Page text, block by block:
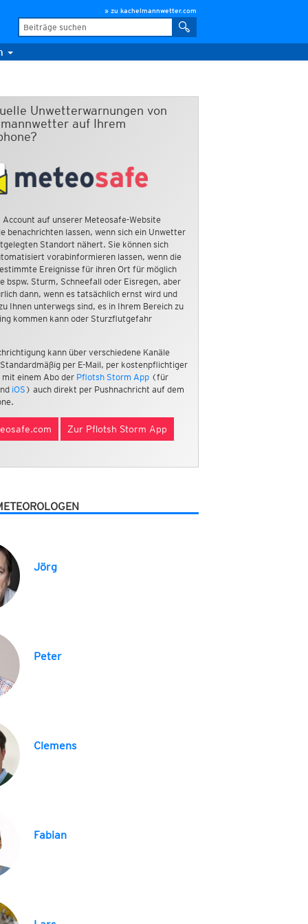
» zu kachelmannwetter.com
Unwetterwarnungen von
auf Ihrem
Account auf unserer Meteosafe-Website
benachrichten lassen, wenn sich ein Unwetter
Standort nähert. Sie können sich
vorabinformieren lassen, wenn die
Ereignisse für ihren Ort für möglich
bspw. Sturm, Schneefall oder Eisregen, aber
dann, wenn es tatsächlich ernst wird und
Ihnen unterwegs sind, es in Ihrem Bereich zu
kommen kann oder Sturzflutgefahr
kann über verschiedene Kanäle
per E-Mail, per kostenpflichtiger
mit einem Abo der Pflotsh Storm App(für
iOS ) auch direkt per Pushnachricht auf dem
Zur Pflotsh Storm App
Jörg
Peter
Clemens
Fabian